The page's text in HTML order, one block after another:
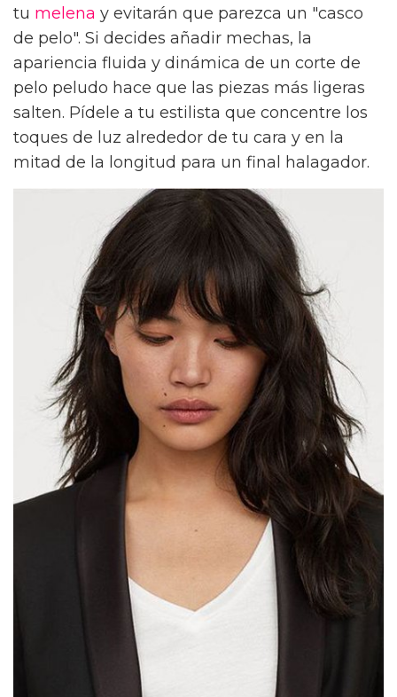
tu melena y evitarán que parezca un "casco
de pelo". Si decides añadir mechas, la
apariencia fluida y dinámica de un corte de
pelo peludo hace que las piezas más ligeras
salten. Pídele a tu estilista que concentre los
toques de luz alrededor de tu cara y en la
mitad de la longitud para un final halagador.